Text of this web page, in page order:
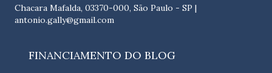
Chacara Mafalda, 03370-000, São Paulo - SP |
antonio.gally@gmail.com
FINANCIAMENTO DO BLOG